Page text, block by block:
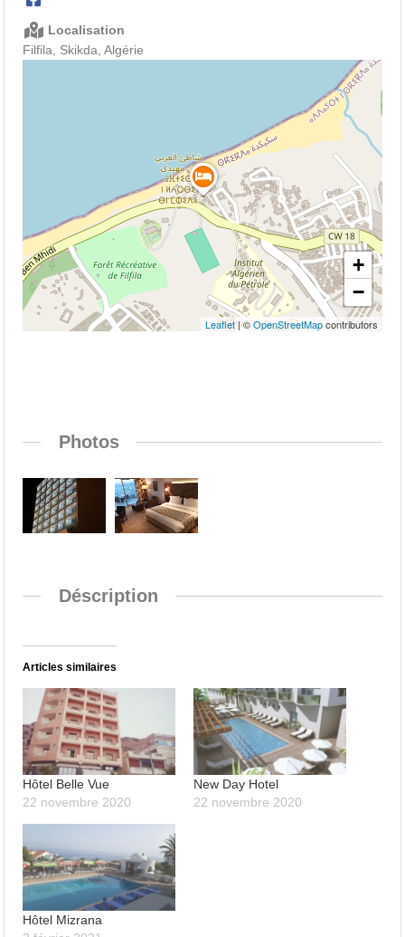
Localisation
Filfila, Skikda, Algérie
+
−
Leaflet| ©OpenStreetMapcontributors
Photos
Déscription
Articles similaires
Hôtel Belle Vue
22 novembre 2020
New Day Hotel
22 novembre 2020
Hôtel Mizrana